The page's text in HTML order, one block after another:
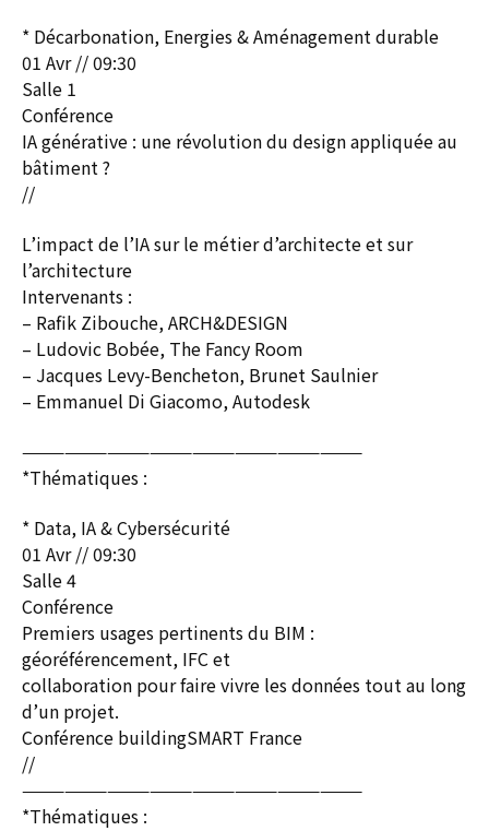
* Décarbonation, Energies & Aménagement durable
01 Avr // 09:30
Salle 1
Conférence
IA générative : une révolution du design appliquée au
bâtiment ?
//
L’impact de l’IA sur le métier d’architecte et sur
l’architecture
Intervenants :
– Rafik Zibouche, ARCH&DESIGN
– Ludovic Bobée, The Fancy Room
– Jacques Levy-Bencheton, Brunet Saulnier
– Emmanuel Di Giacomo, Autodesk
————————————————————————
*Thématiques :
* Data, IA & Cybersécurité
01 Avr // 09:30
Salle 4
Conférence
Premiers usages pertinents du BIM :
géoréférencement, IFC et
collaboration pour faire vivre les données tout au long
d’un projet.
Conférence buildingSMART France
//
————————————————————————
*Thématiques :